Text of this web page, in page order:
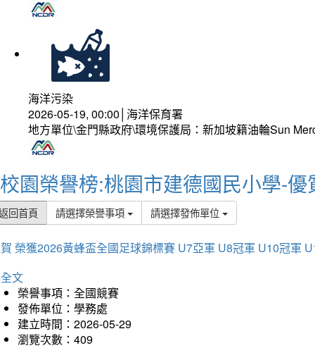
海洋污染
2026-05-19, 00:00│海洋保育署
地方單位\金門縣政府\環境保護局：新加坡籍油輪Sun
校園榮譽榜:桃園市建德國民小學-優
回首頁 請選擇榮譽事項 請選擇發佈單位
榮獲2026黃蜂盃全國足球錦標賽 U7亞軍 U8冠軍 U10冠軍
文
榮譽事項：全國競賽
發佈單位：學務處
建立時間：2026-05-29
瀏覽次數：409